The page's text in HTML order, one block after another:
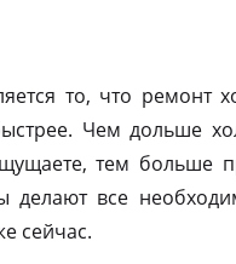
то, что ремонт
Чем дольше
тем больше
делают все
сейчас.